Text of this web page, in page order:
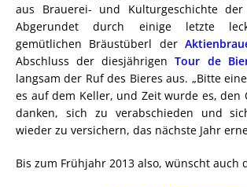
aus Brauerei- und Kulturgeschichte der
Abgerundet durch einige letzte
gemütlichen Bräustüberl der
Abschluss der diesjährigenTour de
langsam der Ruf des Bieres aus. „Bitte
es auf dem Keller, und Zeit wurde es, den
danken, sich zu verabschieden und
wieder zu versichern, das nächste Jahr
Bis zum Frühjahr 2013 also, wünscht auch